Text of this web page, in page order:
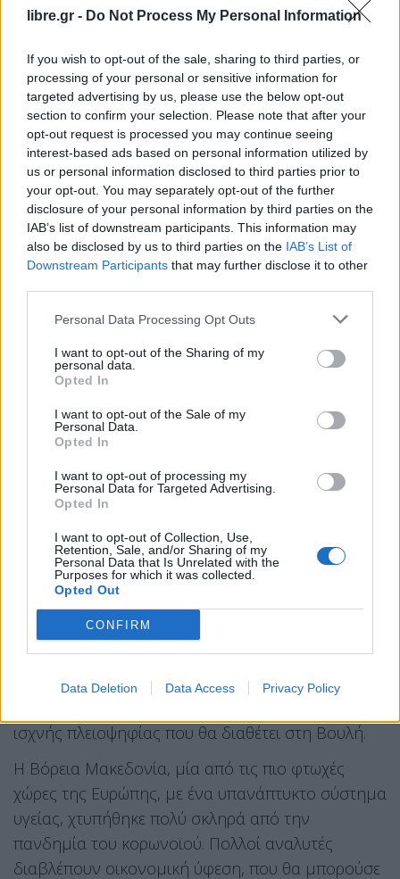
libre.gr - Do Not Process My Personal Information
If you wish to opt-out of the sale, sharing to third parties, or
processing of your personal or sensitive information for
targeted advertising by us, please use the below opt-out
section to confirm your selection. Please note that after your
opt-out request is processed you may continue seeing
interest-based ads based on personal information utilized by
us or personal information disclosed to third parties prior to
your opt-out. You may separately opt-out of the further
disclosure of your personal information by third parties on the
IAB’s list of downstream participants. This information may
also be disclosed by us to third parties on the IAB’s List of
Downstream Participants that may further disclose it to other
Personal Data Processing Opt Outs
I want to opt-out of the Sharing of my
personal data.
Opted In
I want to opt-out of the Sale of my
Personal Data.
Opted In
I want to opt-out of processing my
Personal Data for Targeted Advertising.
Opted In
I want to opt-out of Collection, Use,
Retention, Sale, and/or Sharing of my
Personal Data that Is Unrelated with the
Purposes for which it was collected.
Opted Out
CONFIRM
Data Deletion Data Access Privacy Policy
Από αυτή την άποψη θα περίμενε κανείς ότι με τα
σχηματισμός της νέας κυβέρνησης. Αλλά αυτό
δεν ισχύει.
Οι τελευταίοι δώδεκα μήνες του κυβερνητικού
συνασπισμού είχαν σημαδευτεί από συνεχείς
αντιπαραθέσεις. Οι σοσιαλδημοκράτες του Ζάεφ
πέρασαν μεγάλο μέρος του προεκλογικού αγώνα
στηλιτεύοντας την υποτιθέμενη διαφθορά και την
πελατειακή νοοτροπία του DUI. Ο ίδιος ο Ζάεφ
από το 2002 συμμετέχει στην κυβέρνηση σχεδόν
αδιαλείπτως, ως μικρότερος εταίρος,
συμμαχώντας κατά καιρούς με διαφορετικά
κόμματα. Το DUI ανταπέδιδε τα χτυπήματα
απαιτώντας να χρισθεί πρωθυπουργός ο δικός του
«κορυφαίος υποψήφιος», ως αντάλλαγμα για
οποιαδήποτε μελλοντική συμμαχία.
Αμφιβολίες για τη μελλοντική
πολιτική σταθερότητα
Είναι πολύ πιθανό ότι, υπό τη συνήθη
καθοδήγηση Ευρωπαίων και Αμερικανών
διπλωματών, στο τέλος θα βρεθεί συμβιβασμός.
Μακροπρόθεσμα πάντως, η σταθερότητα του
κυβερνητικού συνασπισμού είναι κάτι παραπάνω
ισχνής πλειοψηφίας που θα διαθέτει στη Βουλή.
Η Βόρεια Μακεδονία, μία από τις πιο φτωχές
χώρες της Ευρώπης, με ένα υπανάπτυκτο σύστημα
υγείας, χτυπήθηκε πολύ σκληρά από την
πανδημία του κορωνοϊού. Πολλοί αναλυτές
διαβλέπουν οικονομική ύφεση, που θα μπορούσε